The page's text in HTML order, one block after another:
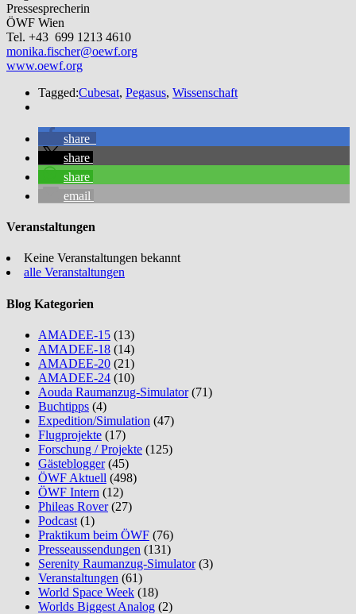
Pressesprecherin
ÖWF Wien
Tel. +43 699 1213 4610
monika.fischer@oewf.org
www.oewf.org
Tagged:Cubesat, Pegasus, Wissenschaft
share
share
share
email
Veranstaltungen
Keine Veranstaltungen bekannt
alle Veranstaltungen
Blog Kategorien
AMADEE-15 (13)
AMADEE-18 (14)
AMADEE-20 (21)
AMADEE-24 (10)
Aouda Raumanzug-Simulator(71)
Buchtipps (4)
Expedition/Simulation (47)
Flugprojekte (17)
Forschung / Projekte (125)
Gästeblogger(45)
ÖWF Aktuell (498)
ÖWF Intern (12)
Phileas Rover(27)
Podcast (1)
Praktikum beim ÖWF (76)
Presseaussendungen (131)
Serenity Raumanzug-Simulator(3)
Veranstaltungen (61)
World Space Week (18)
Worlds Biggest Analog (2)